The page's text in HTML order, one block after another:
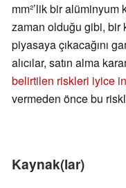
mm²’lik bir alüminyum
zaman olduğu gibi, bir
piyasaya çıkacağını
alıcılar, satın alma
belirtilen riskleri iyice
vermeden önce bu
Kaynak(lar)